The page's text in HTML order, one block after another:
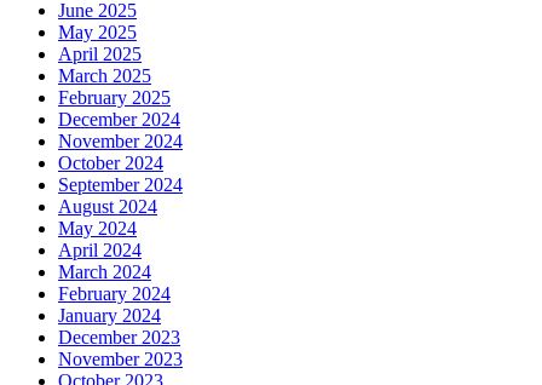
June 2025
May 2025
April 2025
March 2025
February 2025
December 2024
November 2024
October 2024
September 2024
August 2024
May 2024
April 2024
March 2024
February 2024
January 2024
December 2023
November 2023
October 2023